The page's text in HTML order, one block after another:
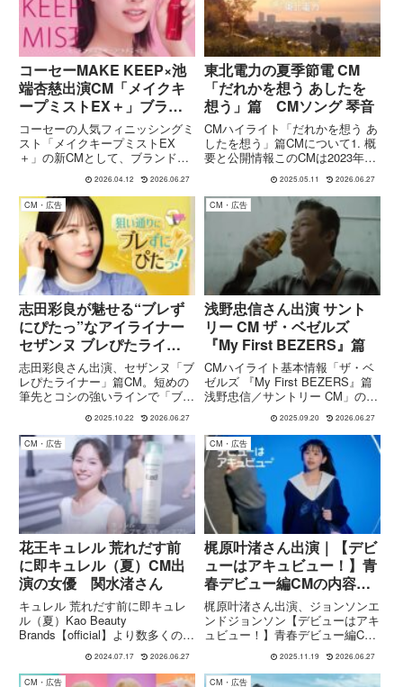
コーセーMAKE KEEP×池
端杏慈出演CM「メイクキ
ープミストEX＋」ブラン
ドムービーほか全3篇｜
1mmも崩さない美しさの
秘密とは 楽曲:スーパー
登山部 「ハイライト」
コーセーの人気フィニッシングミ
スト「メイクキープミストEX
＋」の新CMとして、ブランドム
ービーを含む全3篇が公開されて
います。本CMには、モデル・女
優の池端杏慈さんが出演。ミスト
をひと吹きするだけでメイク崩れ
を防ぐという商品の特徴を、テン
ポ...
2026.04.12 2026.06.27
東北電力の夏季節電 CM
「だれかを想う あしたを
想う」篇 CMソング 琴音
CMハイライト「だれかを想う あ
したを想う」篇CMについて1. 概
要と公開情報このCMは2023年7
月から放映が開始され、その年か
ら東北電力の夏季節電キャンペー
ンとして制作されました。Web版
の50秒ロングバージョンとTVCM
の30秒バージ...
2025.05.11 2026.06.27
CM・広告
志田彩良が魅せる“ブレず
にぴたっ”なアイライナー
セザンヌ ブレぴたライナ
ー
志田彩良さん出演、セザンヌ「ブ
レぴたライナー」篇CM。短めの
筆先とコシの強いラインで「ブレ
ずにぴたっ」と決まるアイライナ
ーを、志田さんの魅力とともに紹
介します。
2025.10.22 2026.06.27
CM・広告
浅野忠信さん出演 サント
リー CM ザ・ベゼルズ
『My First BEZERS』篇
CMハイライト基本情報「ザ・ベ
ゼルズ 『My First BEZERS』篇
浅野忠信／サントリー CM」の詳
細を整理するよ ! 公式発表＋報
道から得られた情報なので、信頼
性は高め。項目内容CMタイトル
「My First BEZERS」篇（1...
2025.09.20 2026.06.27
CM・広告
花王キュレル 荒れだす前
に即キュレル（夏）CM出
演の女優 関水渚さん
キュレル 荒れだす前に即キュレ
ル（夏）Kao Beauty
Brands【official】より数多くのカ
粧品を確立する花王から、キュレ
ルシリーズのイメージキャラクタ
2024.07.17 2026.06.27
CM・広告
梶原叶渚さん出演｜【デビ
ューはアキュビュー！】青
春デビュー編CMの内容と
見どころ
梶原叶渚さん出演、ジョンソンエ
ンドジョンソン【デビューはアキ
ュビュー！】青春デビュー編CM
ズデビューを描くWEB CMの内
容や、梶原さんのプロフィールを
2025.11.19 2026.06.27
CM・広告 CM・広告